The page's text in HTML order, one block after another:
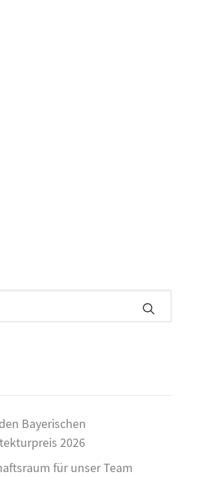
Bayerischen
2026
für unser Team